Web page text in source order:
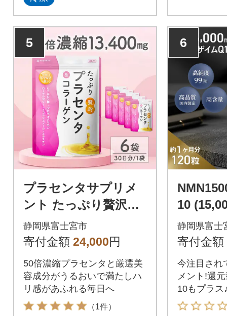
5
プラセンタサプリメ
ント たっぷり贅沢プ
ラセンタ&コラーゲン
6袋 (6ヶ月)
静岡県富士宮市
寄付金額 24,000円
50倍濃縮プラセンタと厳選美
容成分がうるおいで満たしハ
リ感があふれる毎日へ
（1件）
6
10
合)
静岡県富士
寄付金額
今注目され
メント!還
10もプラス